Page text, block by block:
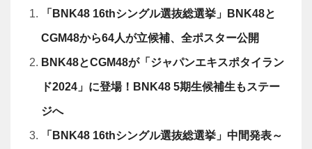
J.Y.Parkが沖縄に家族旅行→娘2